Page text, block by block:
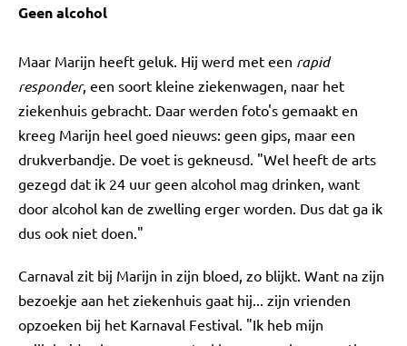
Geen alcohol
Maar Marijn heeft geluk. Hij werd met een rapid
responder, een soort kleine ziekenwagen, naar het
ziekenhuis gebracht. Daar werden foto's gemaakt en
kreeg Marijn heel goed nieuws: geen gips, maar een
drukverbandje. De voet is gekneusd. "Wel heeft de arts
gezegd dat ik 24 uur geen alcohol mag drinken, want
door alcohol kan de zwelling erger worden. Dus dat ga ik
dus ook niet doen."
Carnaval zit bij Marijn in zijn bloed, zo blijkt. Want na zijn
bezoekje aan het ziekenhuis gaat hij... zijn vrienden
opzoeken bij het Karnaval Festival. "Ik heb mijn